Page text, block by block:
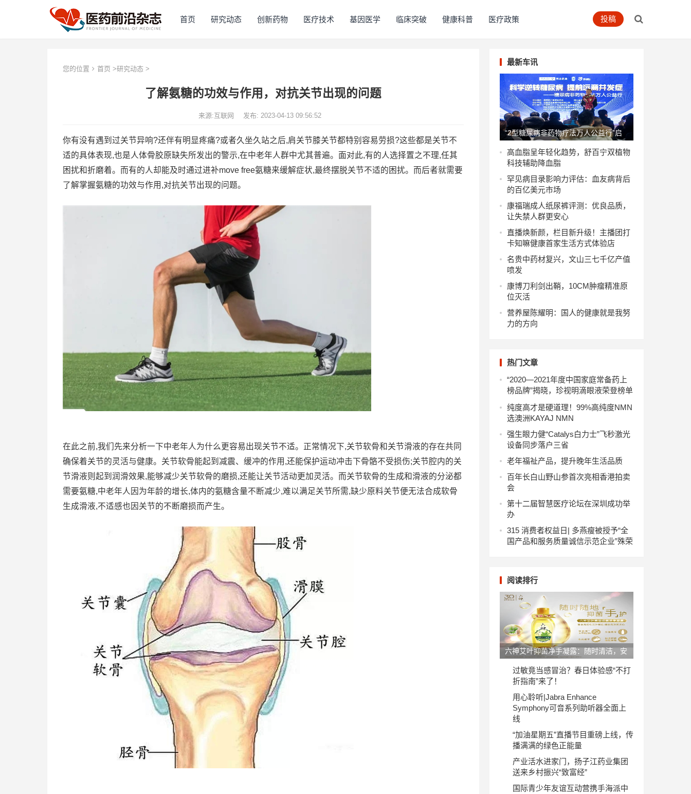
首页 研究动态 创新药物 医疗技术 基因医学 临床突破 健康科普 医疗政策 投稿
您的位置 首页 >研究动态 >
了解氨糖的功效与作用，对抗关节出现的问题
来源:互联网 发布: 2023-04-13 09:56:52
你有没有遇到过关节异响?还伴有明显疼痛?或者久坐久站之后,肩关节膝关节都特别容易劳损?这些都是关节不
适的具体表现,也是人体骨胶原缺失所发出的警示,在中老年人群中尤其普遍。面对此,有的人选择置之不理,任其
困扰和折磨着。而有的人却能及时通过进补move free氨糖来缓解症状,最终摆脱关节不适的困扰。而后者就需要
了解掌握氨糖的功效与作用,对抗关节出现的问题。
在此之前,我们先来分析一下中老年人为什么更容易出现关节不适。正常情况下,关节软骨和关节滑液的存在共同
确保着关节的灵活与健康。关节软骨能起到减震、缓冲的作用,还能保护运动冲击下骨骼不受损伤;关节腔内的关
节滑液则起到润滑效果,能够减少关节软骨的磨损,还能让关节活动更加灵活。而关节软骨的生成和滑液的分泌都
需要氨糖,中老年人因为年龄的增长,体内的氨糖含量不断减少,难以满足关节所需,缺少原料关节便无法合成软骨
生成滑液,不适感也因关节的不断磨损而产生。
最新车讯
“2型糖尿病非药物疗法万人公益行”启
动
高血脂呈年轻化趋势，舒百宁双植物
科技辅助降血脂
罕见病目录影响力评估：血友病背后
的百亿美元市场
康福瑞成人纸尿裤评测：优良品质，
让失禁人群更安心
直播焕新颜，栏目新升级！主播团打
卡知嘛健康首家生活方式体验店
名贵中药材复兴，文山三七千亿产值
喷发
康博刀利剑出鞘，10CM肿瘤精准原
位灭活
营养屋陈耀明：国人的健康就是我努
力的方向
热门文章
“2020—2021年度中国家庭常备药上
榜品牌”揭晓，珍视明滴眼液荣登榜单
纯度高才是硬道理！99%高纯度NMN
选澳洲KAYAJ NMN
强生眼力健“Catalys白力士”飞秒激光
设备同步落户三省
老年福祉产品，提升晚年生活品质
百年长白山野山参首次亮相香港拍卖
会
第十二届智慧医疗论坛在深圳成功举
办
315 消费者权益日| 多燕瘦被授予“全
国产品和服务质量诚信示范企业”殊荣
阅读排行
六神艾叶抑菌净手凝露：随时清洁，安
心备至
过敏竟当感冒治？春日体验感“不打
折指南”来了！
用心聆听|Jabra Enhance
Symphony可音系列助听器全面上
线
“加油星期五”直播节目重磅上线，传
播满满的绿色正能量
产业活水进家门，扬子江药业集团
送来乡村振兴“致富经”
国际青少年友谊互动营携手海派中